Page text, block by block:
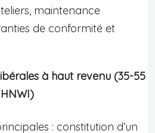
maintenance
de conformité et
à haut revenu (35-55
: constitution d’un